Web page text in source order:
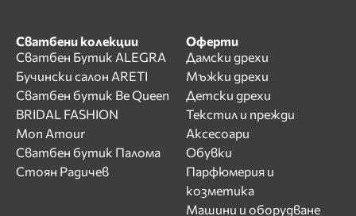
Сватбени колекции
Сватбен Бутик ALEGRA
Бучински салон ARETI
Сватбен бутик Be Queen
BRIDAL FASHION
Mon Amour
Сватбен бутик Палома
Стоян Радичев
Оферти
Дамски дрехи
Мъжки дрехи
Детски дрехи
Текстил и прежди
Аксесоари
Обувки
Парфюмерия и
козметика
Машини и оборудване